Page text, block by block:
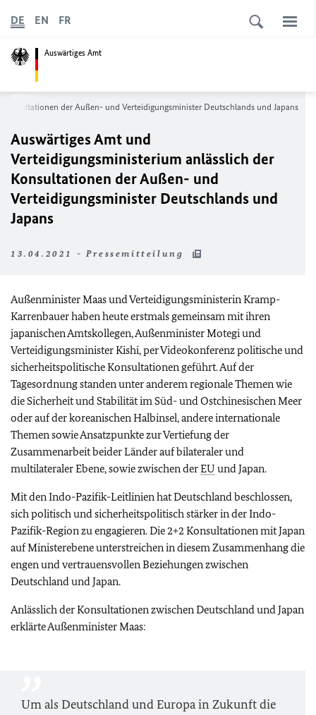
Auswärtiges Amt
DE EN FR
der Außen- und Verteidigungsminister Deutschlands und Japans
Auswärtiges Amt und
Verteidigungsministerium anlässlich der
Konsultationen der Außen- und
Verteidigungsminister Deutschlands und
Japans
13.04.2021 - Pressemitteilung
Außenminister Maas und Verteidigungsministerin Kramp-
Karrenbauer haben heute erstmals gemeinsam mit ihren
japanischen Amtskollegen, Außenminister Motegi und
Verteidigungsminister Kishi, per Videokonferenz politische und
sicherheitspolitische Konsultationen geführt. Auf der
Tagesordnung standen unter anderem regionale Themen wie
die Sicherheit und Stabilität im Süd- und Ostchinesischen Meer
oder auf der koreanischen Halbinsel, andere internationale
Themen sowie Ansatzpunkte zur Vertiefung der
Zusammenarbeit beider Länder auf bilateraler und
multilateraler Ebene, sowie zwischen derEU und Japan.
Mit den Indo-Pazifik-Leitlinien hat Deutschland beschlossen,
sich politisch und sicherheitspolitisch stärker in der Indo-
Pazifik-Region zu engagieren. Die 2+2 Konsultationen mit Japan
auf Ministerebene unterstreichen in diesem Zusammenhang die
engen und vertrauensvollen Beziehungen zwischen
Deutschland und Japan.
Anlässlich der Konsultationen zwischen Deutschland und Japan
erklärte Außenminister Maas:
Um als Deutschland und Europa in Zukunft die